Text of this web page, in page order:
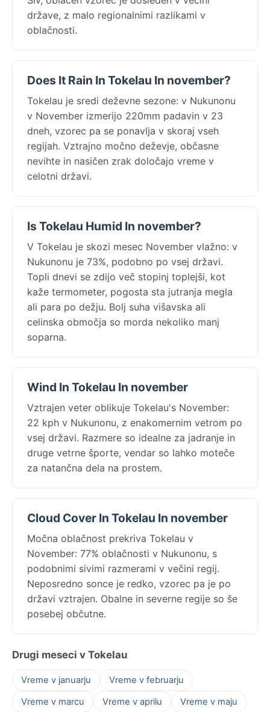
države, z malo regionalnimi razlikami v
oblačnosti.
Does It Rain In Tokelau In november?
Tokelau je sredi deževne sezone: v Nukunonu
v November izmerijo 220mm padavin v 23
dneh, vzorec pa se ponavlja v skoraj vseh
regijah. Vztrajno močno deževje, občasne
nevihte in nasičen zrak določajo vreme v
celotni državi.
Is Tokelau Humid In november?
V Tokelau je skozi mesec November vlažno: v
Nukunonu je 73%, podobno po vsej državi.
Topli dnevi se zdijo več stopinj toplejši, kot
kaže termometer, pogosta sta jutranja megla
ali para po dežju. Bolj suha višavska ali
celinska območja so morda nekoliko manj
soparna.
Wind In Tokelau In november
Vztrajen veter oblikuje Tokelau's November:
22 kph v Nukunonu, z enakomernim vetrom po
vsej državi. Razmere so idealne za jadranje in
druge vetrne športe, vendar so lahko moteče
za natančna dela na prostem.
Cloud Cover In Tokelau In november
Močna oblačnost prekriva Tokelau v
November: 77% oblačnosti v Nukunonu, s
podobnimi sivimi razmerami v večini regij.
Neposredno sonce je redko, vzorec pa je po
državi vztrajen. Obalne in severne regije so še
posebej občutne.
Drugi meseci v Tokelau
Vreme v januarju
Vreme v februarju
Vreme v marcu
Vreme v aprilu Vreme v maju